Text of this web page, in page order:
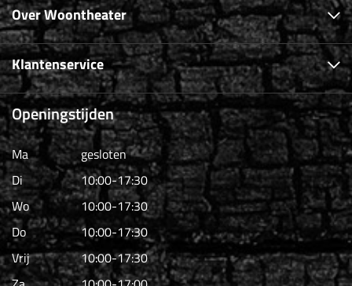
Over Woontheater
Klantenservice
Openingstijden
Ma
gesloten
Di
10:00-17:30
Wo
10:00-17:30
Do
10:00-17:30
Vrij
10:00-17:30